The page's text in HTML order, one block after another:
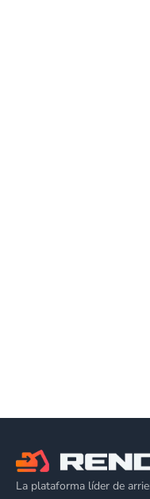
La plataforma líder de